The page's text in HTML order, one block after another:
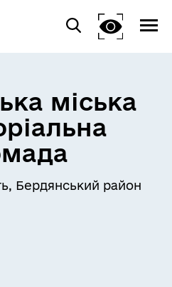
міська
Бердянський район